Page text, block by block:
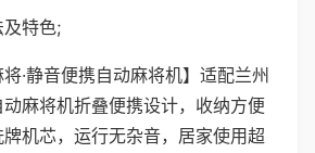
特色;
将·静音便携自动麻将机】适配兰州
麻将机折叠便携设计，收纳方便
机芯，运行无杂音，居家使用超